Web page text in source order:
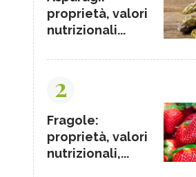
proprietà, valori
nutrizionali...
2
Fragole:
proprietà, valori
nutrizionali,...